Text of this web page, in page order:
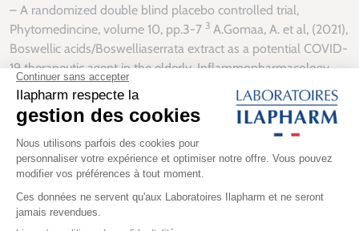
– A randomized double blind placebo controlled trial,
Phytomedincine, volume 10, pp.3-7 3 A.Gomaa, A. et al, (2021),
Boswellic acids/Boswelliaserrata extract as a potential COVID-
19 therapeutic agent in the elderly,Inflammopharmacology,
29(4), pp. 1033-1048
4
Ahangarpour, A. et al., (2014), Effect of
Boswellia serrata supplementation on blood lipid, hepatic
enzymes and fructosamine levels in type2 diabetic patients,
Journal of Diabetes & Metabolic Disorders
5
Meshkat, S. et al, (2022), Boswellia serrata extract shows
cognitive benefits in a double-blind, randomized, placebo-
controlled pilot clinical trial in individuals who suffered
traumatic brain injury,